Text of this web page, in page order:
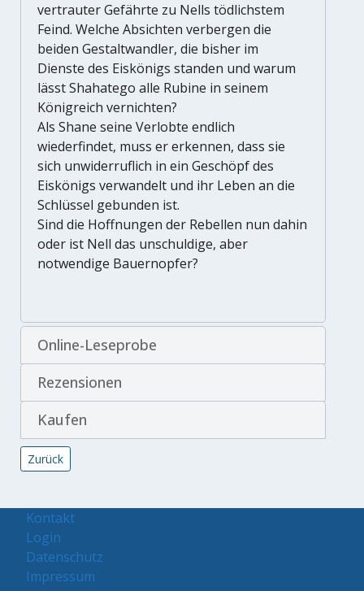
vertrauter Gefährte zu Nells tödlichstem
Feind. Welche Absichten verbergen die
beiden Gestaltwandler, die bisher im
Dienste des Eiskönigs standen und warum
lässt Shahatego alle Rubine in seinem
Königreich vernichten?
Als Shane seine Verlobte endlich
wiederfindet, muss er erkennen, dass sie
sich unwiderruflich in ein Geschöpf des
Eiskönigs verwandelt und ihr Leben an die
Schlüssel gebunden ist.
Sind die Hoffnungen der Rebellen nun dahin
oder ist Nell das unschuldige, aber
notwendige Bauernopfer?
Online-Leseprobe
Rezensionen
Kaufen
Vorheriger Beitrag: Jäger – Die Traumwandlerin-Saga II
Zurück
Kontakt
Login
Datenschutz
Impressum